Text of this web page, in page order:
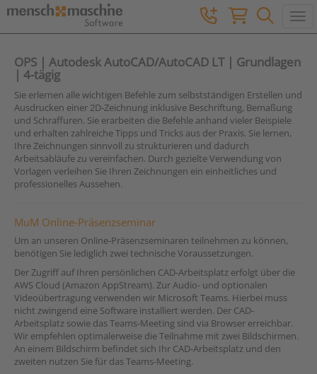
OPS | Autodesk AutoCAD/AutoCAD LT | Grundlagen
| 4-tägig
Sie erlernen alle wichtigen Befehle zum selbstständigen Erstellen und
Ausdrucken einer 2D-Zeichnung inklusive Beschriftung, Bemaßung
und Schraffuren. Sie erarbeiten die Befehle anhand vieler Beispiele
und erhalten zahlreiche Tipps und Tricks aus der Praxis. Sie lernen,
Ihre Zeichnungen sinnvoll zu strukturieren und dadurch
Arbeitsabläufe zu vereinfachen. Durch gezielte Verwendung von
Vorlagen verleihen Sie Ihren Zeichnungen ein einheitliches und
professionelles Aussehen.
MuM Online-Präsenzseminar
Um an unseren Online-Präsenzseminaren teilnehmen zu können,
benötigen Sie lediglich zwei technische Voraussetzungen.
Der Zugriff auf Ihren persönlichen CAD-Arbeitsplatz erfolgt über die
AWS Cloud (Amazon AppStream). Zur Audio- und optionalen
Videoübertragung verwenden wir Microsoft Teams. Hierbei muss
nicht zwingend eine Software installiert werden. Der CAD-
Arbeitsplatz sowie das Teams-Meeting sind via Browser erreichbar.
Wir empfehlen optimalerweise die Teilnahme mit zwei Bildschirmen.
An einem Bildschirm befindet sich Ihr CAD-Arbeitsplatz und den
zweiten nutzen Sie für das Teams-Meeting.